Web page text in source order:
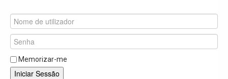
Produtos
Solar
Termoacumuladores e Depósitos de Inércia
Ar Condicionado
Memorizar-me
Iniciar Sessão